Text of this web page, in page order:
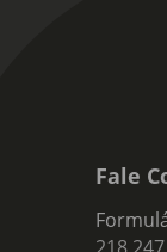
Fale